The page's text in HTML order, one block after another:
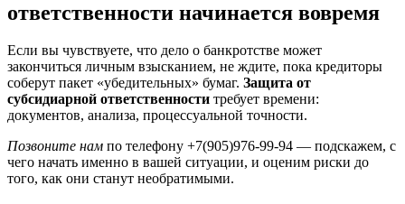
ответственности начинается вовремя
Если вы чувствуете, что дело о банкротстве может
закончиться личным взысканием, не ждите, пока кредиторы
соберут пакет «убедительных» бумаг. Защита от
субсидиарной ответственности требует времени:
документов, анализа, процессуальной точности.
Позвоните нам по телефону +7(905)976-99-94 — подскажем, с
чего начать именно в вашей ситуации, и оценим риски до
того, как они станут необратимыми.